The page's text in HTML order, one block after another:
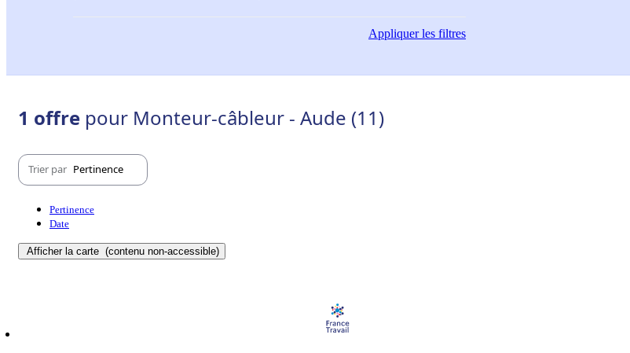
Appliquerles filtres
1 offre pour Monteur-câbleur - Aude (11)
Trier par Pertinence
Pertinence
Date
Afficher la carte (contenu non-accessible)